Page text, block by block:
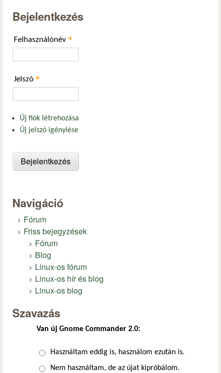
Bejelentkezés
Felhasználónév *
Jelszó *
Új fiók létrehozása
Új jelszó igénylése
Navigáció
Fórum
Friss bejegyzések
Fórum
Blog
Linux-os fórum
Linux-os hír és blog
Linux-os blog
Szavazás
Van új Gnome Commander 2.0:
Választások
Használtam eddig is, használom ezután is.
Nem használtam, de az újat kipróbálom.